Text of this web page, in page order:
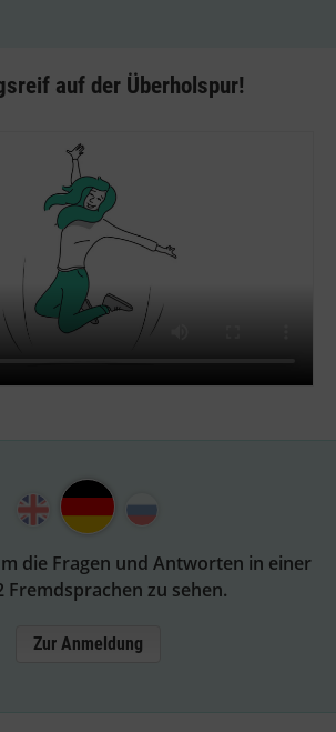
auf der Überholspur!
die Fragen und Antworten in einer
Fremdsprachen zu sehen.
Zur Anmeldung